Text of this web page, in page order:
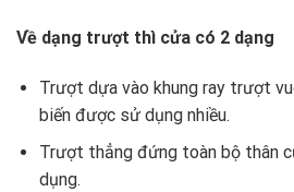
Về dạng trượt thì cửa có 2 dạng
Trượt dựa vào khung ray trượt
biến được sử dụng nhiều.
Trượt thẳng đứng toàn bộ thân
dụng.